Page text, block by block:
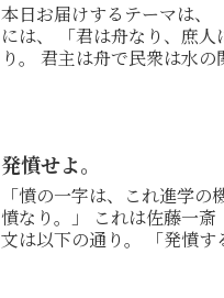
本日お届けするテーマは、 『経営者は舟、従業員は水。』 です。 中国古典「荀子」
には、 「君は舟なり、庶人は水なり
発憤せよ。
「憤の一字は、これ進学
憤なり。」 これは佐藤一斎
文は以下の通り。 「発憤するの一字は、学問に進むための最も必要な道具である。